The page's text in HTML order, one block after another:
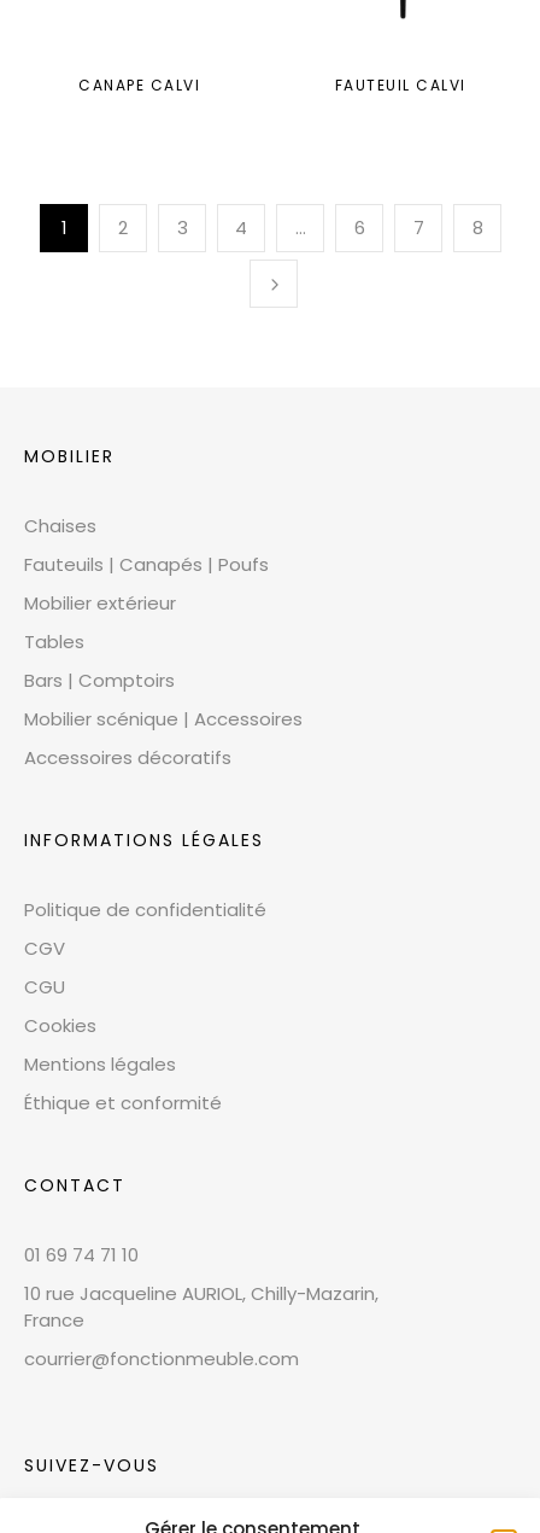
CANAPE CALVI FAUTEUIL CALVI
1 2 3 4 … 6 7 8
MOBILIER
Chaises
Fauteuils | Canapés | Poufs
Mobilier extérieur
Tables
Bars | Comptoirs
Mobilier scénique | Accessoires
Accessoires décoratifs
INFORMATIONS LÉGALES
Politique de confidentialité
CGV
CGU
Cookies
Mentions légales
Éthique et conformité
CONTACT
01 69 74 71 10
10 rue Jacqueline AURIOL, Chilly-Mazarin,
France
courrier@fonctionmeuble.com
SUIVEZ-VOUS